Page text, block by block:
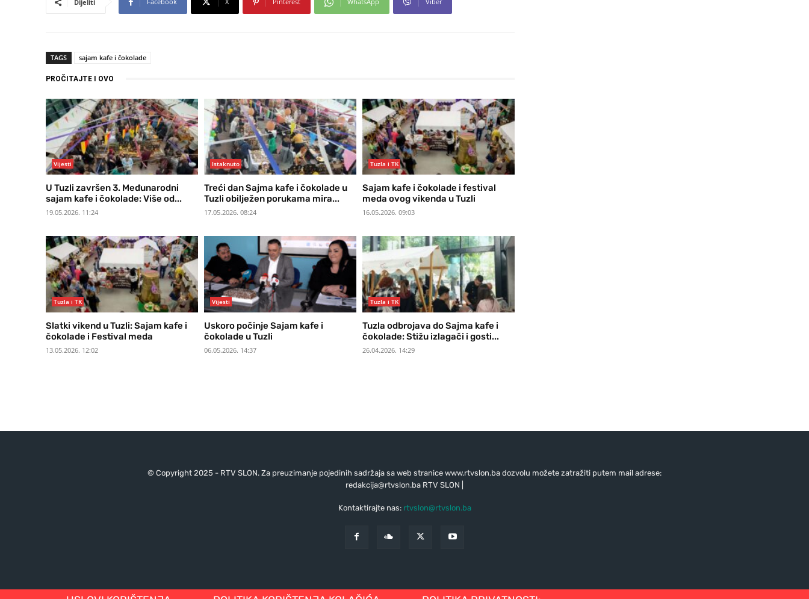
Dijeliti
TAGS sajam kafe i čokolade
PROČITAJTE I OVO
Vijesti
U Tuzli završen 3. Međunarodni
sajam kafe i čokolade: Više od...
19.05.2026. 11:24
Istaknuto
Treći dan Sajma kafe i čokolade u
Tuzli obilježen porukama mira...
17.05.2026. 08:24
Tuzla i TK
Sajam kafe i čokolade i festival
meda ovog vikenda u Tuzli
16.05.2026. 09:03
Tuzla i TK
Slatki vikend u Tuzli: Sajam kafe i
čokolade i Festival meda
13.05.2026. 12:02
Vijesti
Uskoro počinje Sajam kafe i
čokolade u Tuzli
06.05.2026. 14:37
Tuzla i TK
Tuzla odbrojava do Sajma kafe i
čokolade: Stižu izlagači i gosti...
26.04.2026. 14:29
© Copyright 2025 - RTV SLON. Za preuzimanje pojedinih sadržaja sa web stranice www.rtvslon.ba dozvolu možete zatražiti putem mail adrese:
redakcija@rtvslon.baRTV SLON |
Kontaktirajte nas: rtvslon@rtvslon.ba